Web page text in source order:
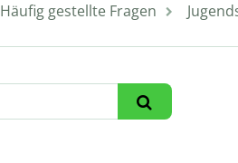
Häufig gestellte Fragen